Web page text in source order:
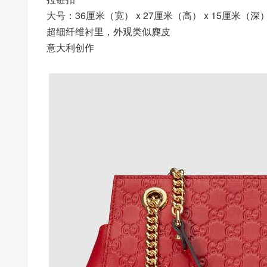
大号：36厘米（宽） x 27厘米（高） x 15厘米（深
超细纤维衬里，外观类似麂皮
意大利创作